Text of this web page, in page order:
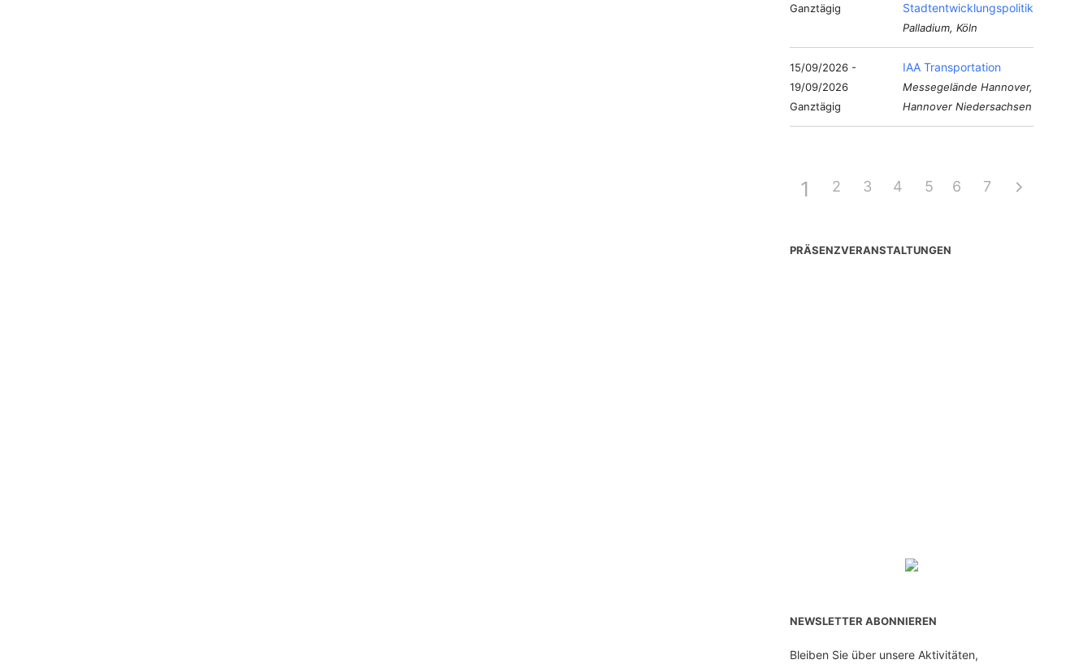
Ganztägig
Stadtentwicklungspolitik
Palladium, Köln
15/09/2026 -
19/09/2026
Ganztägig
IAA Transportation
Messegelände Hannover,
Hannover Niedersachsen
1 2 3 4 5 6 7
PRÄSENZVERANSTALTUNGEN
NEWSLETTER ABONNIEREN
Bleiben Sie über unsere Aktivitäten,